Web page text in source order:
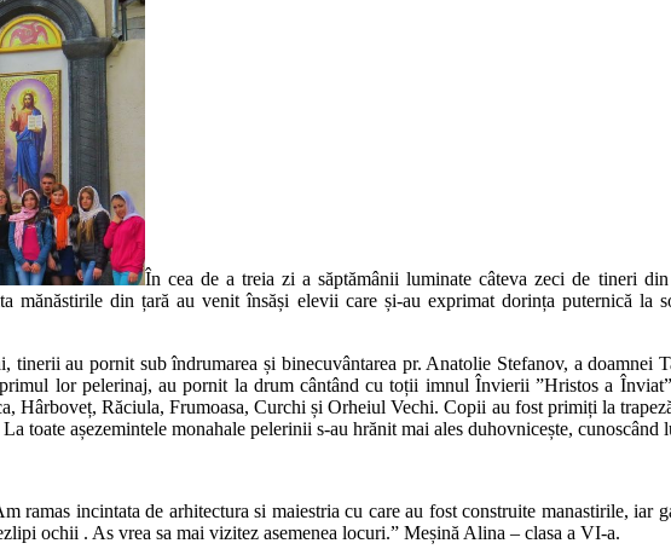
În cea de a treia zi a săptămânii luminate câteva zeci de tineri
din țară au venit însăși elevii care și-au exprimat dorința puternică la
au pornit sub îndrumarea și binecuvântarea pr. Anatolie Stefanov, a doamnei
lor pelerinaj, au pornit la drum cântând cu toții imnul Învierii ”Hristos a
Hârboveț, Răciula, Frumoasa, Curchi și Orheiul Vechi. Copii au fost primiți la
toate așezemintele monahale pelerinii s-au hrănit mai ales duhovnicește,
ramas incintata de arhitectura si maiestria cu care au fost construite manastirile, iar
ochii . As vrea sa mai vizitez asemenea locuri.” Meșină Alina – clasa a VI-a.